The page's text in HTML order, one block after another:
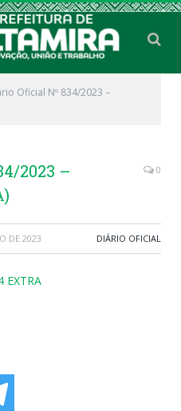
Oficial Nº 834/2023 –
2023 –
0
DE 2023 DIÁRIO OFICIAL
EXTRA